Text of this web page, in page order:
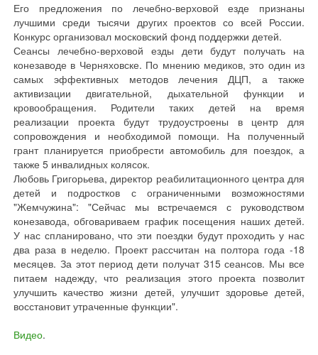
Его предложения по лечебно-верховой езде признаны
лучшими среди тысячи других проектов со всей России.
Конкурс организовал московский фонд поддержки детей.
Сеансы лечебно-верховой езды дети будут получать на
конезаводе в Черняховске. По мнению медиков, это один из
самых эффективных методов лечения ДЦП, а также
активизации двигательной, дыхательной функции и
кровообращения. Родители таких детей на время
реализации проекта будут трудоустроены в центр для
сопровождения и необходимой помощи. На полученный
грант планируется приобрести автомобиль для поездок, а
также 5 инвалидных колясок.
Любовь Григорьева, директор реабилитационного центра для
детей и подростков с ограниченными возможностями
"Жемчужина": "Сейчас мы встречаемся с руководством
конезавода, обговариваем график посещения наших детей.
У нас спланировано, что эти поездки будут проходить у нас
два раза в неделю. Проект рассчитан на полтора года -18
месяцев. За этот период дети получат 315 сеансов. Мы все
питаем надежду, что реализация этого проекта позволит
улучшить качество жизни детей, улучшит здоровье детей,
восстановит утраченные функции".
Видео.